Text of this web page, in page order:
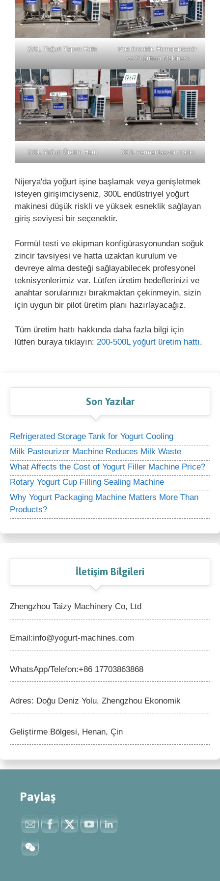
300L Yoğurt Yapım Hattı
Pastörizatör, Homojenizatör
ve Soğutma Makinesi
300L Yoğurt Üretim Hattı 300L Fermantasyon Tankı
Nijerya'da yoğurt işine başlamak veya genişletmek
isteyen girişimciyseniz, 300L endüstriyel yoğurt
makinesi düşük riskli ve yüksek esneklik sağlayan
giriş seviyesi bir seçenektir.
Formül testi ve ekipman konfigürasyonundan soğuk
zincir tavsiyesi ve hatta uzaktan kurulum ve
devreye alma desteği sağlayabilecek profesyonel
teknisyenlerimiz var. Lütfen üretim hedeflerinizi ve
anahtar sorularınızı bırakmaktan çekinmeyin, sizin
için uygun bir pilot üretim planı hazırlayacağız.
Tüm üretim hattı hakkında daha fazla bilgi için
lütfen buraya tıklayın: 200-500L yoğurt üretim hattı.
Son Yazılar
Refrigerated Storage Tank for Yogurt Cooling
Milk Pasteurizer Machine Reduces Milk Waste
What Affects the Cost of Yogurt Filler Machine Price?
Rotary Yogurt Cup Filling Sealing Machine
Why Yogurt Packaging Machine Matters More Than
Products?
İletişim Bilgileri
Zhengzhou Taizy Machinery Co, Ltd
Email:info@yogurt-machines.com
WhatsApp/Telefon:+86 17703863868
Adres: Doğu Deniz Yolu, Zhengzhou Ekonomik
Geliştirme Bölgesi, Henan, Çin
Paylaş